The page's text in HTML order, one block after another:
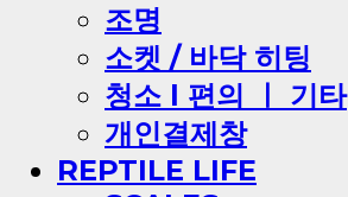
조명
소켓 / 바닥 히팅
청소 l 편의 ㅣ 기타
개인결제창
REPTILE LIFE